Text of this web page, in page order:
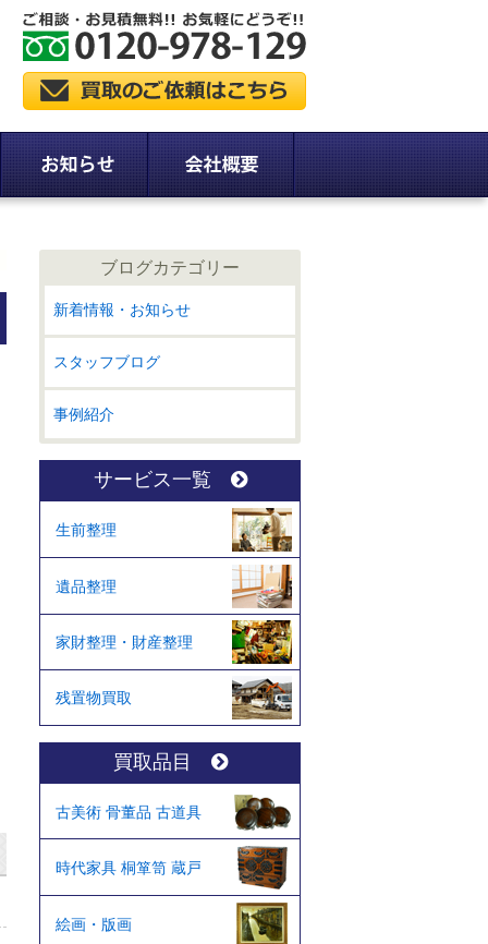
ブログカテゴリー
新着情報・お知らせ
スタッフブログ
事例紹介
サービス一覧
生前整理
遺品整理
家財整理・財産整理
残置物買取
買取品目
古美術 骨董品 古道具
時代家具 桐箪笥 蔵戸
絵画・版画